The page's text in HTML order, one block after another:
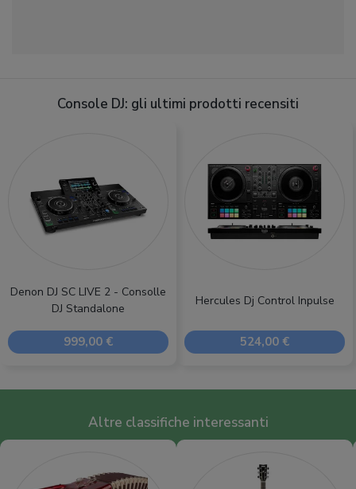
Console DJ: gli ultimi prodotti recensiti
Denon DJ SC LIVE 2 - Consolle
DJ Standalone
999,00 €
Hercules Dj Control Inpulse
524,00 €
Altre classifiche interessanti